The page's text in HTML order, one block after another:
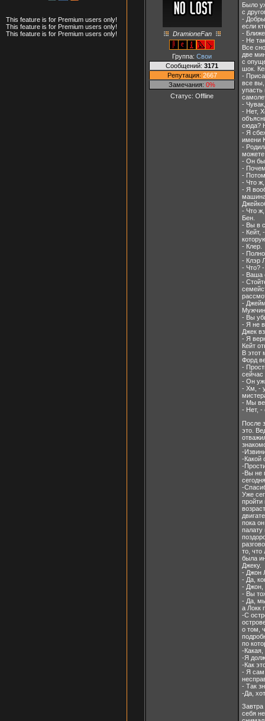
This feature is for Premium users only!
This feature is for Premium users only!
This feature is for Premium users only!
DramioneFan
Группа: Свои
Сообщений: 3171
Репутация: 2667
Замечания: 0%
Статус: Offline
Было
с
-
если
-
- Не
Все
две
с
шок.
-
все
упасть
-
- Нет,
сюда?
- Я
имени
-
- Он
-
-
- Что
- Я
- Что
Бен.
- Вы в
- Кейт,
- Клер.
-
- Клэр
- Что?
- Ваша
-
-
- Вы
- Я не
Джек
- Я
Кейт
В этот
Форд
-
сейчас
- Он
- Хм, -
- Мы
- Нет, -
После
это.
-
-Какой
-
-Вы не
-
Уже
пройти
пока
палату
то, что
была
Джеку.
- Джон
- Да,
- Джон,
- Вы
- Да,
а Локк
-С
о том,
по
-
-Я
-Как
- Я сам
- Так
-Да,
Завтра
себя